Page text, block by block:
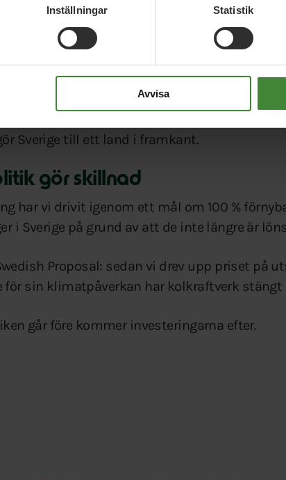
Inställningar Statistik
Avvisa
styra mot de beslutade klimatmålen.
expansion till regeringen eftersom dess
skulle hota Sveriges möjlighet att nå
Sverige till ett land i framkant.
gör skillnad
har vi drivit igenom ett mål om 100 %
i Sverige på grund av att de inte längre är
Proposal: sedan vi drev upp priset på
för sin klimatpåverkan har kolkraftverk stängt
går före kommer investeringarna efter.